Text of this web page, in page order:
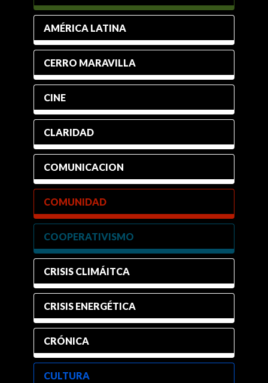
AMÉRICA LATINA
CERRO MARAVILLA
CINE
CLARIDAD
COMUNICACION
COMUNIDAD
COOPERATIVISMO
CRISIS CLIMÁITCA
CRISIS ENERGÉTICA
CRÓNICA
CULTURA